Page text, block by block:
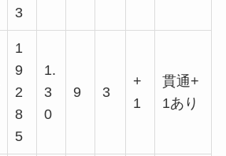
3
1
9
2
8
5
1.
3
0
9 3
+
1
貫通+
1あり